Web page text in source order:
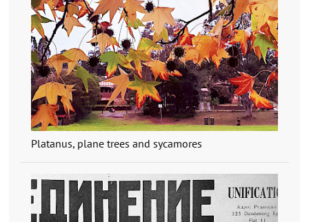
Platanus, plane trees and sycamores